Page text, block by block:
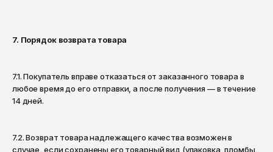
7. Порядок возврата товара
7.1. Покупатель вправе отказаться от заказанного товара в
любое время до его отправки, а после получения — в течение
14 дней.
7.2. Возврат товара надлежащего качества возможен в
случае, если сохранены его товарный вид (упаковка, пломбы,